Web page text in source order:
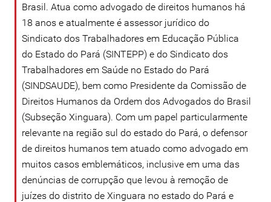
Brasil. Atua como advogado de direitos humanos há
18 anos e atualmente é assessor jurídico do
Sindicato dos Trabalhadores em Educação Pública
do Estado do Pará (SINTEPP) e do Sindicato dos
Trabalhadores em Saúde no Estado do Pará
(SINDSAUDE), bem como Presidente da Comissão de
Direitos Humanos da Ordem dos Advogados do Brasil
(Subseção Xinguara). Com um papel particularmente
relevante na região sul do estado do Pará, o defensor
de direitos humanos tem atuado como advogado em
muitos casos emblemáticos, inclusive em uma das
denúncias de corrupção que levou à remoção de
juízes do distrito de Xinguara no estado do Pará e